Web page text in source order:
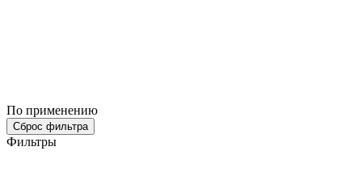
По применению
Сброс фильтра
Фильтры